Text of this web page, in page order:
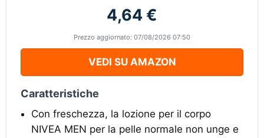
4,64 €
Prezzo aggiornato: 07/08/2026 07:50
VEDI SU AMAZON
Caratteristiche
Con freschezza, la lozione per il corpo
NIVEA MEN per la pelle normale non unge e